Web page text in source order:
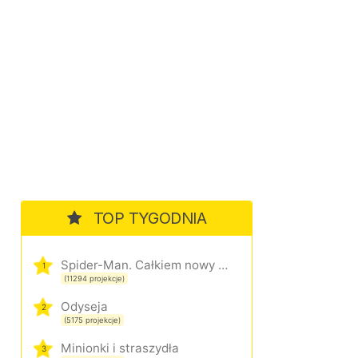
TOP TYGODNIA
1 Spider-Man. Całkiem nowy dzień
(11294 projekcje)
2 Odyseja
(5175 projekcje)
3 Minionki i straszydła